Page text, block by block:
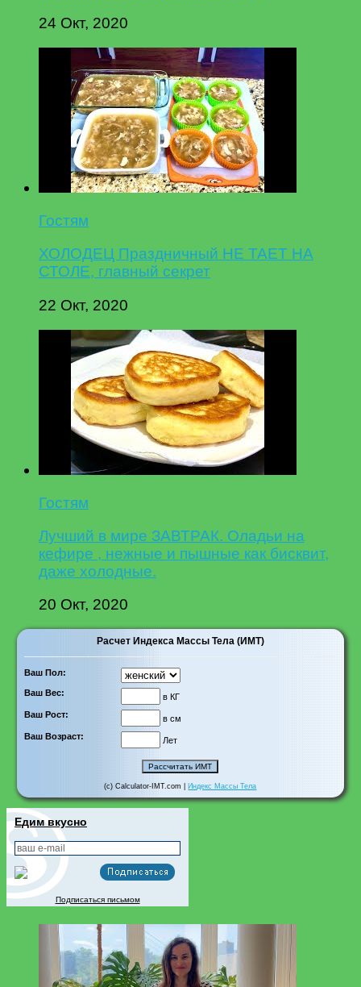
24 Окт, 2020
Гостям
ХОЛОДЕЦ Праздничный НЕ ТАЕТ НА
СТОЛЕ, главный секрет
22 Окт, 2020
Гостям
Лучший в мире ЗАВТРАК. Оладьи на
кефире , нежные и пышные как бисквит,
даже холодные.
20 Окт, 2020
Расчет Индекса Массы Тела (ИМТ)
Ваш Пол:
Ваш Вес:
в КГ
Ваш Рост:
в см
Ваш Возраст:
Лет
(c) Calculator-IMT.com | Индекс Массы Тела
Едим вкусно
Подписаться письмом